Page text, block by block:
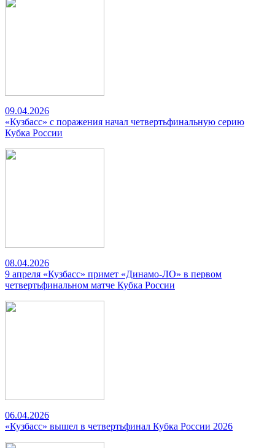
09.04.2026
«Кузбасс» с поражения начал четвертьфинальную серию
Кубка России
08.04.2026
9 апреля «Кузбасс» примет «Динамо-ЛО» в первом
четвертьфинальном матче Кубка России
06.04.2026
«Кузбасс» вышел в четвертьфинал Кубка России 2026